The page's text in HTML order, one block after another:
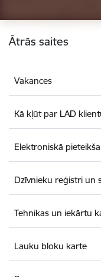
Kājene
Ātrās saites
Vakances
Kā kļūt par LAD
Elektroniskā
Dzīvnieku reģistri un
Tehnikas un iekārtu
Lauku bloku karte